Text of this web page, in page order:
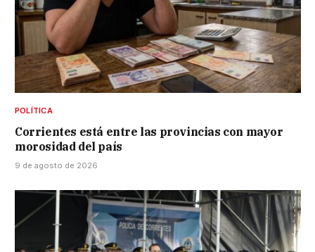
POLÍTICA
Corrientes está entre las provincias con mayor
morosidad del país
9 de agosto de 2026